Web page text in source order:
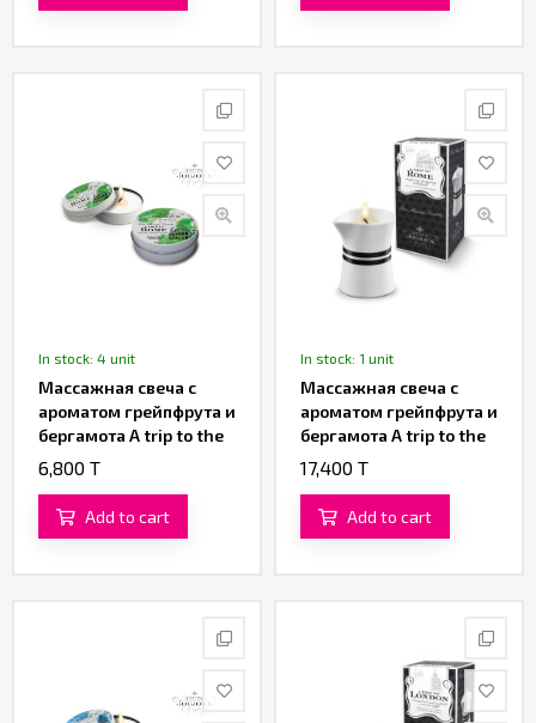
In stock: 4 unit
Массажная свеча с
ароматом грейпфрута и
бергамота A trip to the
Rome «Petits Joujoux»
от «Mystim» 43 ML
6,800 T
Add to cart
In stock: 1 unit
Массажная свеча с
ароматом грейпфрута и
бергамота A trip to the
Rome «Petits Joujoux»
от «Mystim» 120 ML
17,400 T
Add to cart